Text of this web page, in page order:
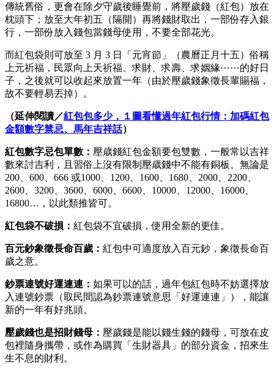
傳統舊俗，更會在除夕守歲後睡覺前，將壓歲錢（紅包）放在
枕頭下；放至大年初五（隔開）再將錢財取出，一部份存入銀
行，一部份放入錢包當錢母使用，不要全部花光。
而紅包袋則可放至 3 月 3 日「元宵節」（農曆正月十五）俗稱
上元祈福，民眾向上天祈福、求財、求壽、求姻緣⋯⋯的好日
子，之後就可以收起來放置一年（由於壓歲錢象徵長輩賜福，
故不要輕易丟掉）。
（延伸閱讀／紅包包多少，１圖看懂過年紅包行情：加碼紅包
金額數字禁忌、馬年吉祥話）
紅包數字忌包單數： 壓歳錢紅包金額要包雙數，一般常以吉祥
數來討吉利，且習俗上沒有限制壓歳錢中不能有銅板。無論是
200、600、666 或1000、1200、1600、1680、2000、2200、
2600、3200、3600、6000、6600、10000、12000、16000、
16800…，以此類推皆可。
紅包袋不破損： 紅包袋不宜破損，使用全新的更佳。
百元鈔象徵長命百歲： 紅包中可適度放入百元鈔，象徵長命百
歲之意。
鈔票連號好運連連： 如果可以的話，過年包紅包時不妨選擇放
入連號鈔票（取民間認為鈔票連號意思「好運連連」），能讓
新的一年有好兆頭。
壓歲錢也是招財錢母： 壓歲錢是能以錢生錢的錢母，可放在皮
包裡隨身攜帶，或作為購買「生財器具」的部分資金，招來生
生不息的財利。